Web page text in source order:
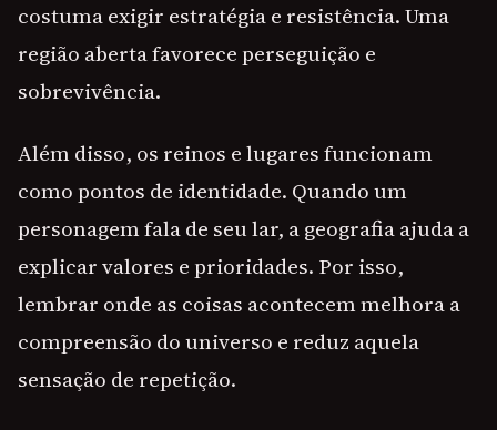
costuma exigir estratégia e resistência. Uma
região aberta favorece perseguição e
sobrevivência.
Além disso, os reinos e lugares funcionam
como pontos de identidade. Quando um
personagem fala de seu lar, a geografia ajuda a
explicar valores e prioridades. Por isso,
lembrar onde as coisas acontecem melhora a
compreensão do universo e reduz aquela
sensação de repetição.